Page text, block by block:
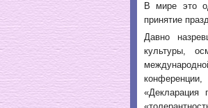
В мире это
принятие
Давно
культуры,
«Декларация